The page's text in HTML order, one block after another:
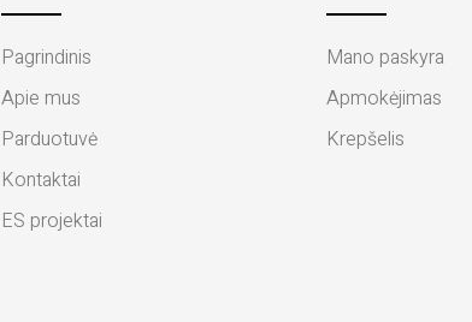
Pagrindinis
Apie mus
Parduotuvė
Kontaktai
ES projektai
Mano paskyra
Apmokėjimas
Krepšelis